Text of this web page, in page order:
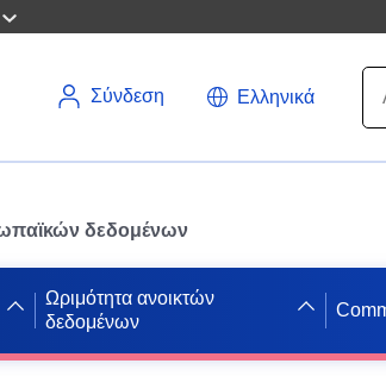
Σύνδεση Ελληνικά
δεδομένων
Ωριμότητα ανοικτών
δεδομένων